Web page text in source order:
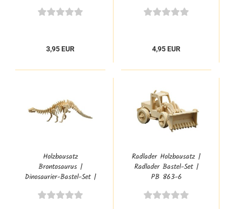
3,95 EUR 4,95 EUR
Holzbausatz
Brontosaurus |
Dinosaurier-Bastel-Set |
Radlader Holzbausatz |
Radlader Bastel-Set |
PB 863-6